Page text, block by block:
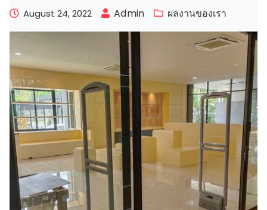
August 24, 2022 Admin ผลงานของเรา